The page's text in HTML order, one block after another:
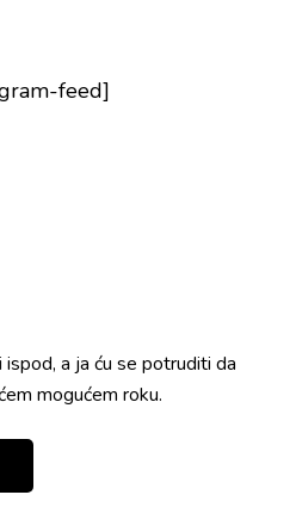
feed]
a ja ću se potruditi da
mogućem roku.